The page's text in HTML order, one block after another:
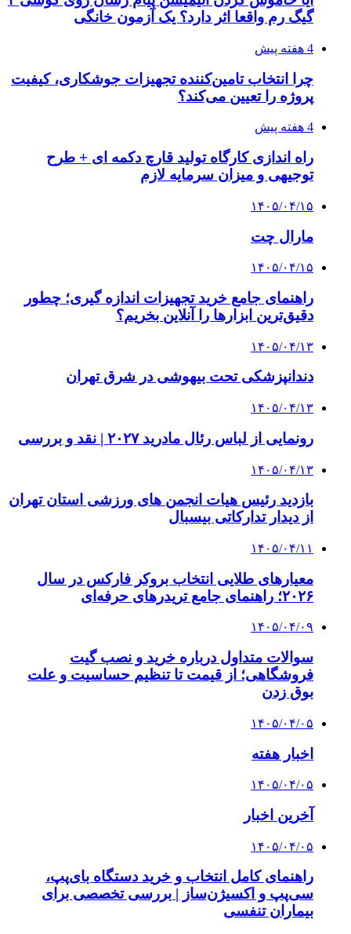
گیگ رم واقعا اثر دارد؟ یک آزمون خانگی
4 هفته پیش
چرا انتخاب تامین‌کننده تجهیزات جوشکاری، کیفیت
پروژه را تعیین می‌کند؟
4 هفته پیش
راه اندازی کارگاه تولید قارچ دکمه ای + طرح
توجیهی و میزان سرمایه لازم
۱۴۰۵/۰۴/۱۵
مارال چت
۱۴۰۵/۰۴/۱۵
راهنمای جامع خرید تجهیزات اندازه گیری؛ چطور
دقیق‌ترین ابزارها را آنلاین بخریم؟
۱۴۰۵/۰۴/۱۳
دندانپزشکی تحت بیهوشی در شرق تهران
۱۴۰۵/۰۴/۱۳
رونمایی از لباس رئال مادرید ۲۰۲۷ | نقد و بررسی
۱۴۰۵/۰۴/۱۳
بازدید رئیس هیات انجمن های ورزشی استان تهران
از دیدار تدارکاتی بیسبال
۱۴۰۵/۰۴/۱۱
معیارهای طلایی انتخاب بروکر فارکس در سال
۲۰۲۶؛ راهنمای جامع تریدرهای حرفه‌ای
۱۴۰۵/۰۴/۰۹
سوالات متداول درباره خرید و نصب گیت
فروشگاهی؛ از قیمت تا تنظیم حساسیت و علت
بوق زدن
۱۴۰۵/۰۴/۰۵
اخبار هفته
۱۴۰۵/۰۴/۰۵
آخرین اخبار
۱۴۰۵/۰۴/۰۵
راهنمای کامل انتخاب و خرید دستگاه بای‌پپ،
سی‌پپ و اکسیژن‌ساز | بررسی تخصصی برای
بیماران تنفسی